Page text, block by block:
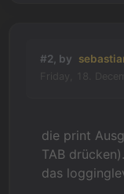
#2, by
die print
TAB
das